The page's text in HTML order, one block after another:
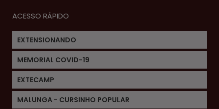
ACESSO RÁPIDO
EXTENSIONANDO
MEMORIAL COVID-19
EXTECAMP
MALUNGA - CURSINHO POPULAR